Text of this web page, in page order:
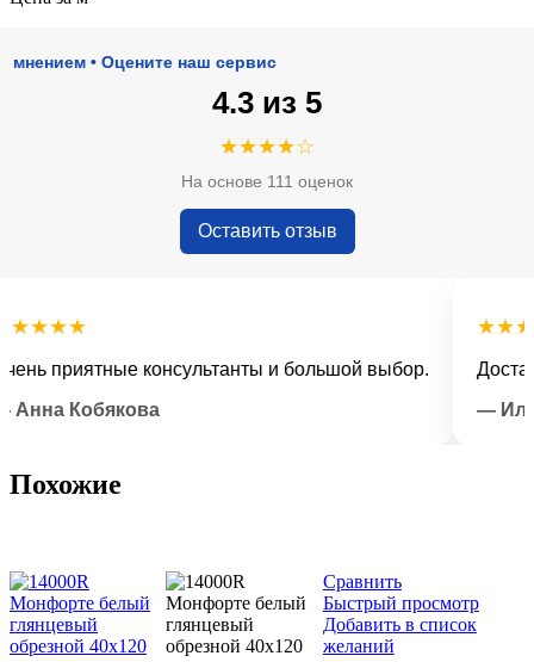
• Оцените наш сервис
4.3 из 5
★★★★☆
На основе 111 оценок
Оставить отзыв
приятные консультанты и большой выбор.
Кобякова
★★★★★
Доставка
— Илья
Похожие
Сравнить
Быстрый просмотр
Добавить в список
желаний